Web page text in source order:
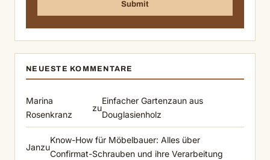
NEUESTE KOMMENTARE
Marina
Rosenkranz
zu
Einfacher Gartenzaun aus
Douglasienholz
Janzu
Know-How für Möbelbauer: Alles über
Confirmat-Schrauben und ihre Verarbeitung